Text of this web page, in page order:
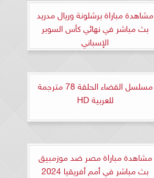
مشاهدة مباراة برشلونة وريال مدريد
بث مباشر في نهائي كأس السوبر
الإسباني
مسلسل القضاء الحلقة 78 مترجمة
للعربية HD
مشاهدة مباراة مصر ضد موزمبيق
بث مباشر في أمم أفريقيا 2024